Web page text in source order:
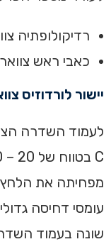
רדיקולופתיה
כאבי ראש
‏יישור לורדוזיס
לעמוד השדרה
מפחיתה את הלחץ
עומסי דחיסה
שונה בעמוד